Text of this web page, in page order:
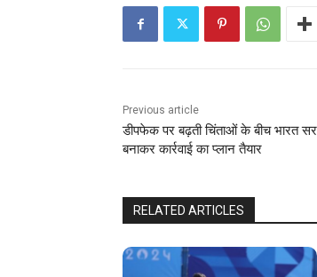
Previous article
डीपफेक पर बढ़ती चिंताओं के बीच भारत
बनाकर कार्रवाई का प्‍लान तैयार
RELATED ARTICLES